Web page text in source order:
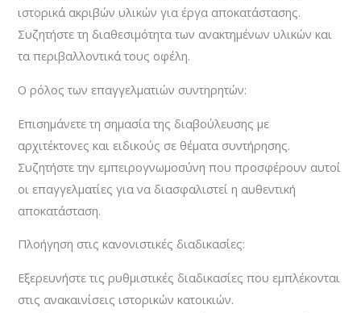
ιστορικά ακριβών υλικών για έργα αποκατάστασης.
Συζητήστε τη διαθεσιμότητα των ανακτημένων υλικών και
τα περιβαλλοντικά τους οφέλη.
Ο ρόλος των επαγγελματιών συντηρητών:
Επισημάνετε τη σημασία της διαβούλευσης με
αρχιτέκτονες και ειδικούς σε θέματα συντήρησης.
Συζητήστε την εμπειρογνωμοσύνη που προσφέρουν αυτοί
οι επαγγελματίες για να διασφαλιστεί η αυθεντική
αποκατάσταση.
Πλοήγηση στις κανονιστικές διαδικασίες:
Εξερευνήστε τις ρυθμιστικές διαδικασίες που εμπλέκονται
στις ανακαινίσεις ιστορικών κατοικιών.